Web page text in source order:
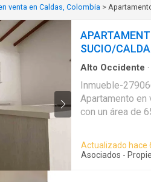
venta en Caldas, Colombia >
SUCIO/
Alto Occidente ·
Inmueble-
Apartamento en
con un área de
en vidrio
integral, área
cerámica,
Actualizado hace
Asociados -